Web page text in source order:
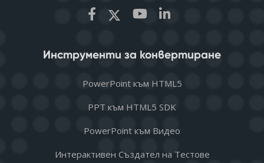
Инструменти за конвертиране
PowerPoint към HTML5
PPT към HTML5 SDK
PowerPoint към Видео
Интерактивен Създател на Тестове